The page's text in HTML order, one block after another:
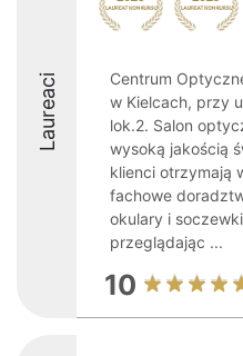
Laureaci
Centrum
w Kielcach, przy
lok.2. Salon
wysoką jakością
klienci otrzymają
fachowe
okulary i
przeglądając ...
10